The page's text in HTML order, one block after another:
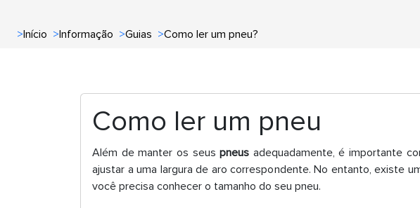
>Início >Informação >Guias >Como ler um pneu?
Como ler um pneu
Além de manter os seuspneus adequadamente, é importante
ajustar a uma largura de aro correspondente. No entanto, existe
você precisa conhecer o tamanho do seu pneu.